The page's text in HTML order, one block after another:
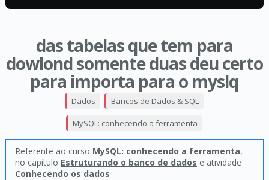
das tabelas que tem para
dowlond somente duas deu certo
para importa para o myslq
Dados Bancos de Dados & SQL
MySQL: conhecendo a ferramenta
Referente ao curso MySQL: conhecendo a ferramenta,
no capítulo Estruturando o banco de dados e atividade
Conhecendo os dados